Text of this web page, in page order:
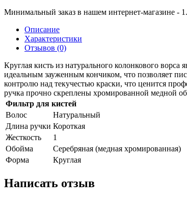
Минимальный заказ в нашем интернет-магазине -
Описание
Характеристики
Отзывов (0)
Круглая кисть из натурального колонкового
идеальным зауженным кончиком, что позволяет
контролю над текучестью краски, что ценится
ручка прочно скреплены хромированной медной
Фильтр для кистей
Волос
Натуральный
Длина ручки Короткая
Жесткость
1
Обойма
Cеребряная (медная хромированная)
Форма
Круглая
Написать отзыв